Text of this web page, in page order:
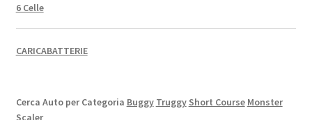
6 Celle
CARICABATTERIE
Cerca Auto per Categoria Buggy Truggy Short Course Monster
Scaler